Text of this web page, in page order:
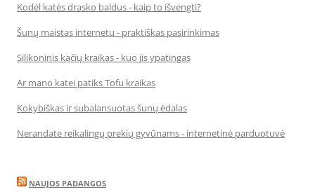
Kodėl katės drasko baldus - kaip to išvengti?
Šunų maistas internetu - praktiškas pasirinkimas
Silikoninis kačių kraikas - kuo jis ypatingas
Ar mano katei patiks Tofu kraikas
Kokybiškas ir subalansuotas šunų ėdalas
Nerandate reikalingų prekių gyvūnams - internetinė parduotuvė
NAUJOS PADANGOS